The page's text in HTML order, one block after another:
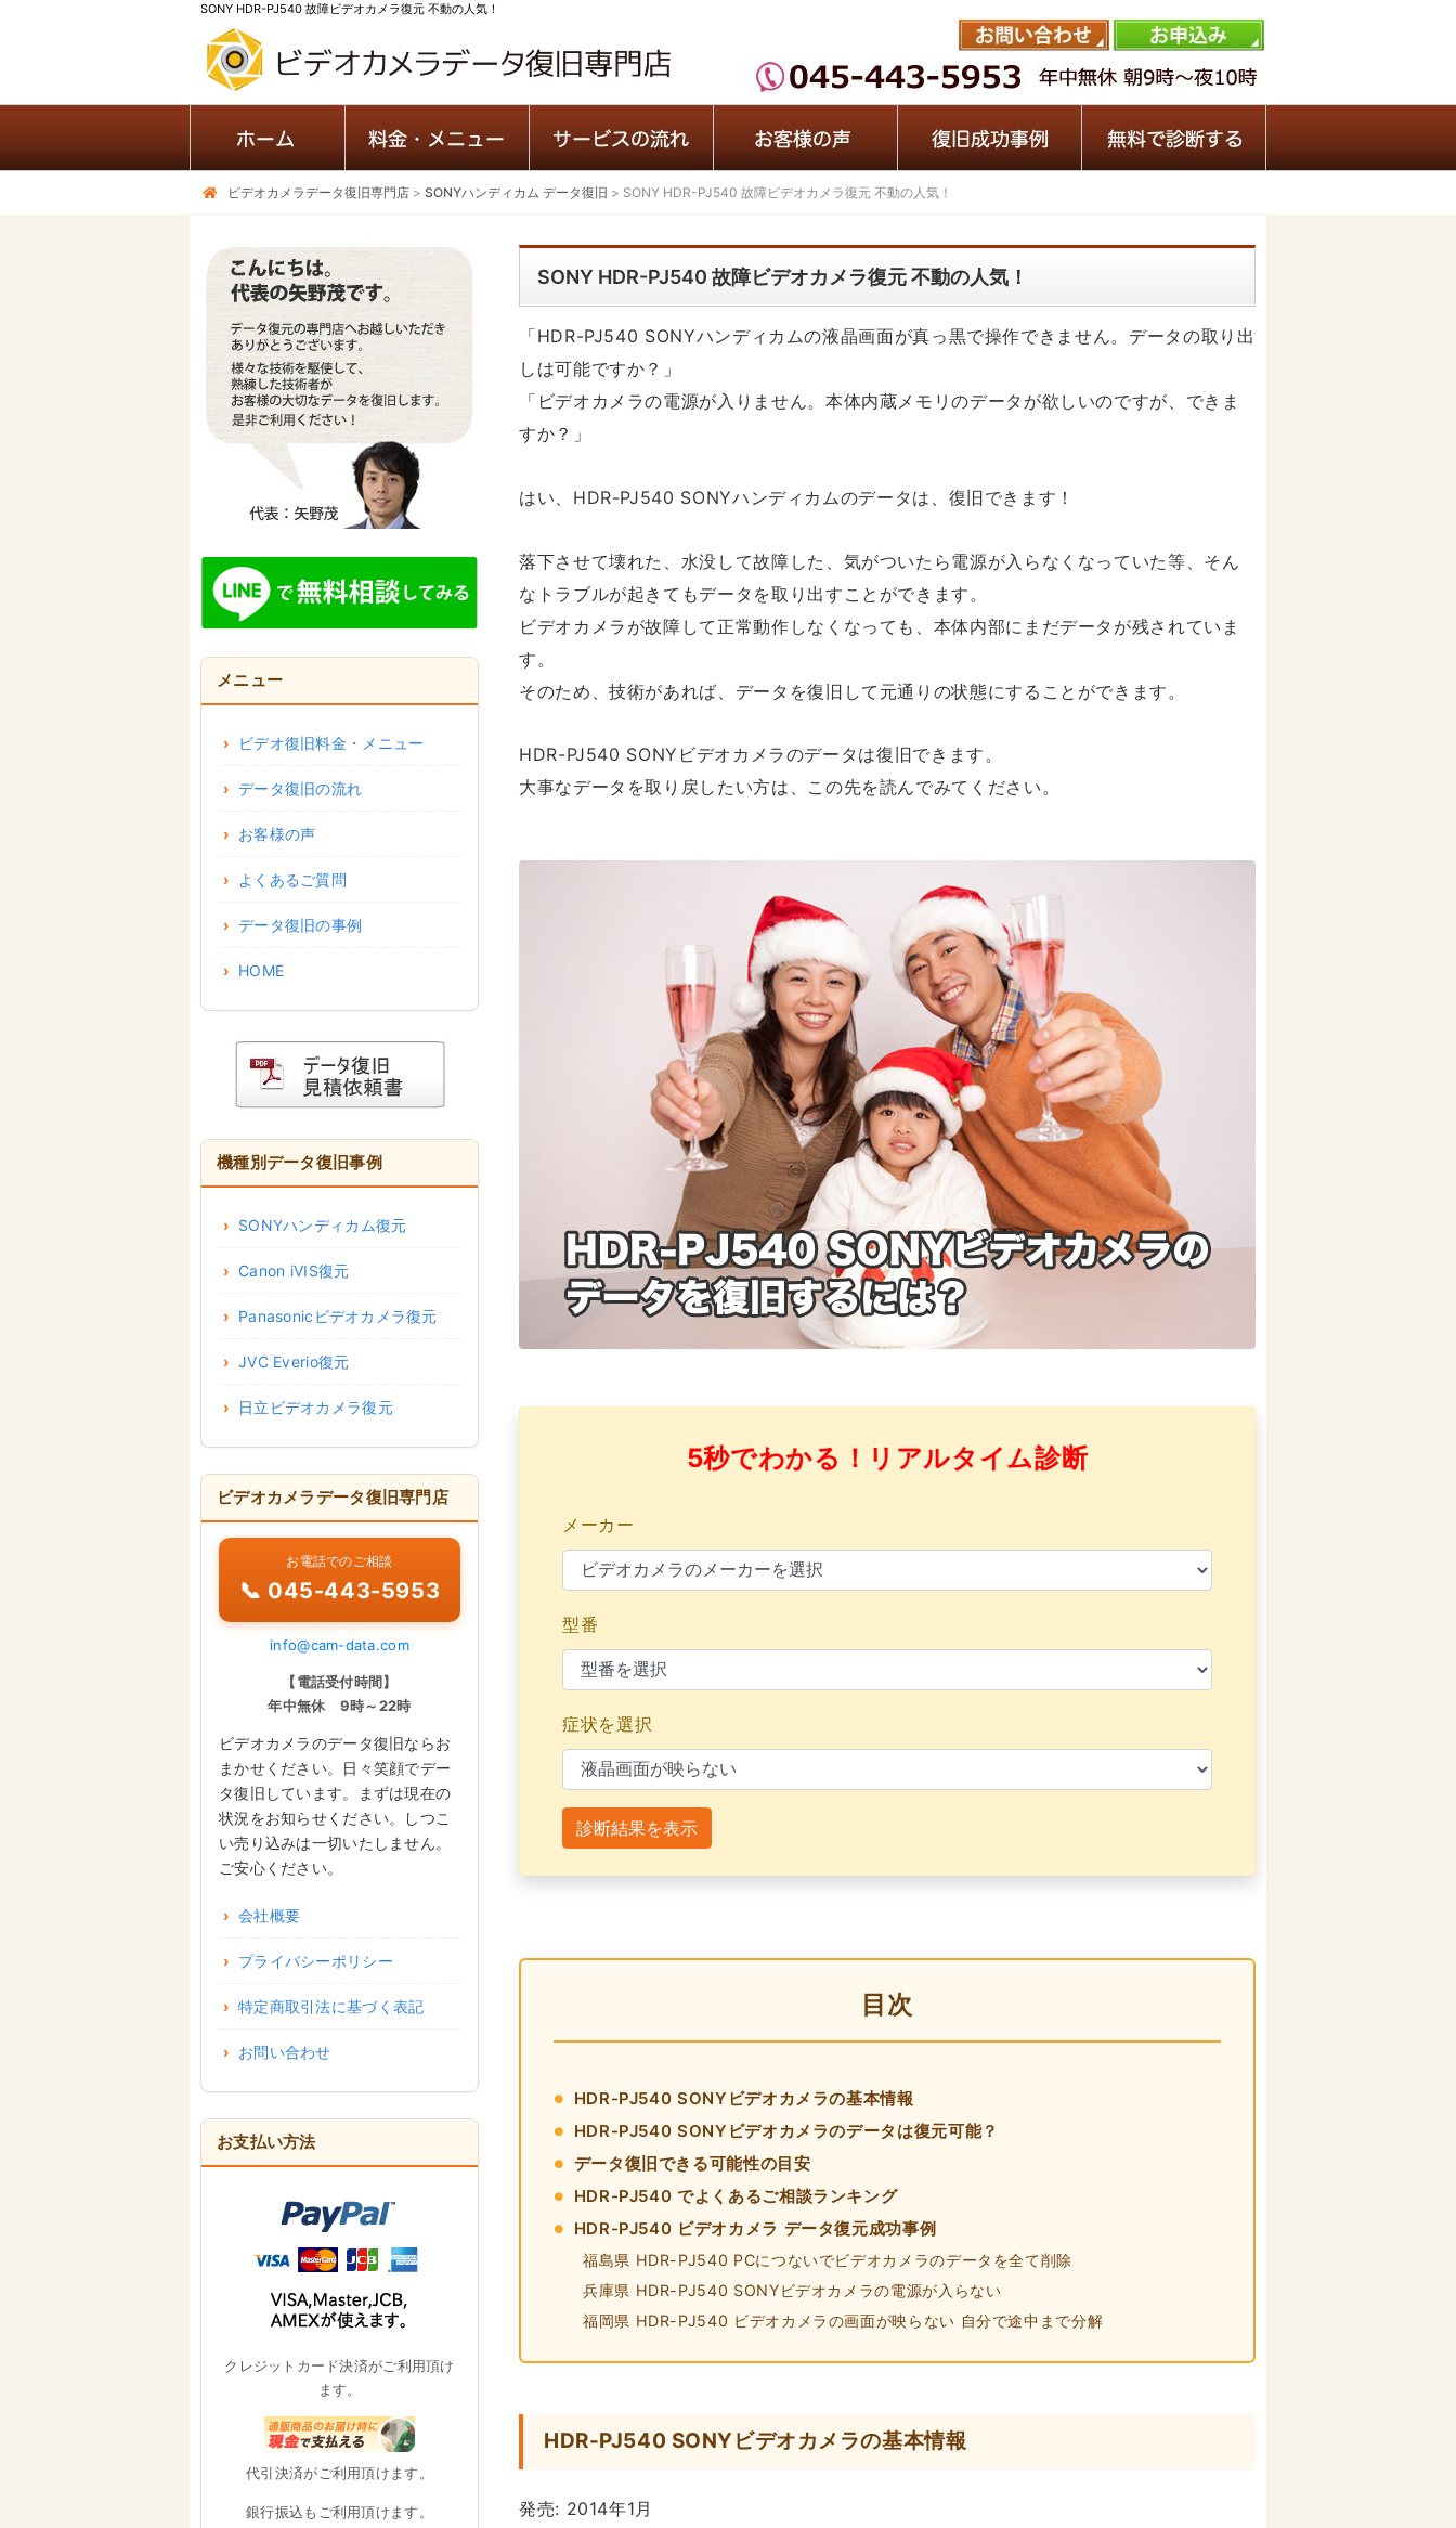
SONY HDR-PJ540 故障ビデオカメラ復元 不動の人気！
ビデオカメラデータ復旧専門店 > SONYハンディカム データ復旧 > SONY HDR-PJ540 故障ビデオカメラ復元 不動の人気！
SONY HDR-PJ540 故障ビデオカメラ復元 不動の人気！
「HDR-PJ540 SONYハンディカムの液晶画面が真っ黒で操作できません。データの取り出
しは可能ですか？」
「ビデオカメラの電源が入りません。本体内蔵メモリのデータが欲しいのですが、できま
すか？」
はい、HDR-PJ540 SONYハンディカムのデータは、復旧できます！
落下させて壊れた、水没して故障した、気がついたら電源が入らなくなっていた等、そん
なトラブルが起きてもデータを取り出すことができます。
ビデオカメラが故障して正常動作しなくなっても、本体内部にまだデータが残されていま
す。
そのため、技術があれば、データを復旧して元通りの状態にすることができます。
HDR-PJ540 SONYビデオカメラのデータは復旧できます。
大事なデータを取り戻したい方は、この先を読んでみてください。
5秒でわかる！リアルタイム診断
メーカー
型番
症状を選択
診断結果を表示
目次
HDR-PJ540 SONYビデオカメラの基本情報
HDR-PJ540 SONYビデオカメラのデータは復元可能？
データ復旧できる可能性の目安
HDR-PJ540 でよくあるご相談ランキング
HDR-PJ540 ビデオカメラ データ復元成功事例
福島県 HDR-PJ540 PCにつないでビデオカメラのデータを全て削除
兵庫県 HDR-PJ540 SONYビデオカメラの電源が入らない
福岡県 HDR-PJ540 ビデオカメラの画面が映らない 自分で途中まで分解
HDR-PJ540 SONYビデオカメラの基本情報
発売: 2014年1月
メニュー
ビデオ復旧料金・メニュー
データ復旧の流れ
お客様の声
よくあるご質問
データ復旧の事例
HOME
機種別データ復旧事例
SONYハンディカム復元
Canon iVIS復元
Panasonicビデオカメラ復元
JVC Everio復元
日立ビデオカメラ復元
ビデオカメラデータ復旧専門店
お電話でのご相談
📞 045-443-5953
info@cam-data.com
【電話受付時間】
年中無休 9時～22時
ビデオカメラのデータ復旧ならお
まかせください。日々笑顔でデー
タ復旧しています。まずは現在の
状況をお知らせください。しつこ
い売り込みは一切いたしません。
ご安心ください。
会社概要
プライバシーポリシー
特定商取引法に基づく表記
お問い合わせ
お支払い方法
クレジットカード決済がご利用頂け
ます。
代引決済がご利用頂けます。
銀行振込もご利用頂けます。